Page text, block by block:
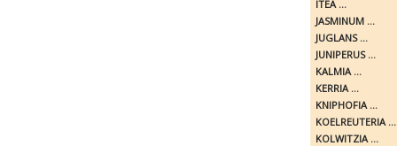
ITEA ...
JASMINUM ...
JUGLANS ...
JUNIPERUS ...
KALMIA ...
KERRIA ...
KNIPHOFIA ...
KOELREUTERIA ...
KOLWITZIA ...